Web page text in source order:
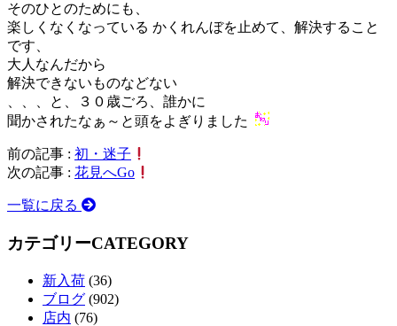
そのひとのためにも、
楽しくなくなっている かくれんぼを止めて、解決すること
です、
大人なんだから
解決できないものなどない
、、、と、３０歳ごろ、誰かに
聞かされたなぁ～と頭をよぎりました
前の記事 : 初・迷子
次の記事 : 花見へGo
一覧に戻る
カテゴリーCATEGORY
新入荷 (36)
ブログ (902)
店内 (76)